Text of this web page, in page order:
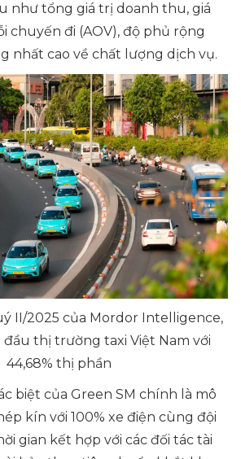
như tổng giá trị doanh thu, giá
đi (AOV), độ phủ rộng
nhất cao về chất lượng dịch vụ.
II/2025 của Mordor Intelligence,
đầu thị trường taxi Việt Nam với
44,68% thị phần
biệt của Green SM chính là mô
kín với 100% xe điện cùng đội
gian kết hợp với các đối tác tài